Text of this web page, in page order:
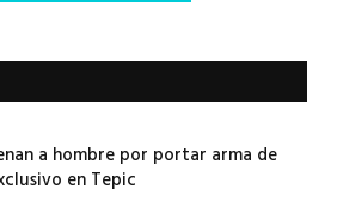
a hombre por portar arma de
en Tepic